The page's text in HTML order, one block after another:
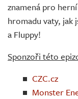
znamená pro
hromadu vaty, jak
a Fluppy!
Sponzoři této
CZC.cz
Monster